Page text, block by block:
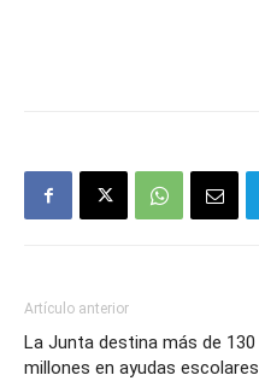
Artículo anterior
La Junta destina más de 130
millones en ayudas escolares